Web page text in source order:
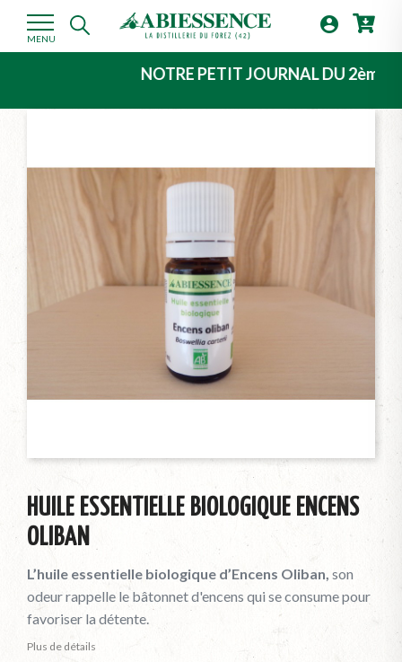
MENU

NOTRE PETIT JOURNAL DU 2ème
HUILE ESSENTIELLE BIOLOGIQUE ENCENS
OLIBAN
L’huile essentielle biologique d’Encens Oliban, son
odeur rappelle le bâtonnet d'encens qui se consume pour
favoriser la détente.
Plus de détails